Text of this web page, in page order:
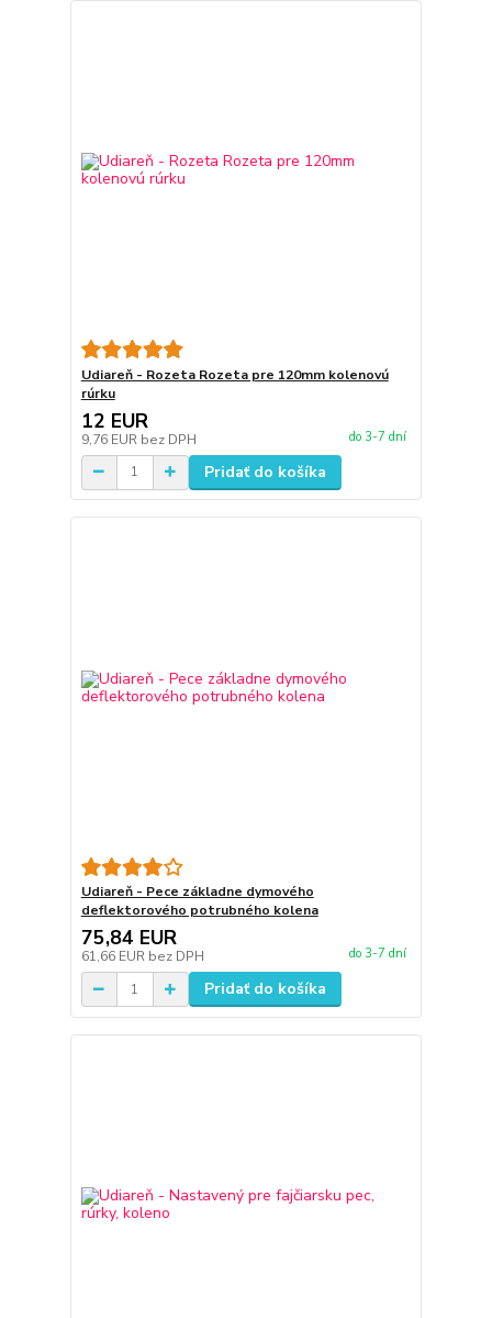
Udiareň - Rozeta Rozeta pre 120mm kolenovú
rúrku
12 EUR
9,76 EUR bez DPH do 3-7 dní
Pridať do košíka
Udiareň - Pece základne dymového
deflektorového potrubného kolena
75,84 EUR
61,66 EUR bez DPH do 3-7 dní
Pridať do košíka